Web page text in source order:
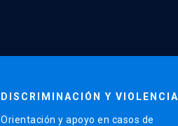
DISCRIMINACIÓN Y VIOLENCIA
Orientación y apoyo en casos de